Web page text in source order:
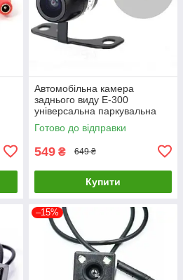
Автомобільна камера
заднього виду E-300
універсальна паркувальна
Готово до відправки
549 ₴ 649 ₴
Купити
–15%